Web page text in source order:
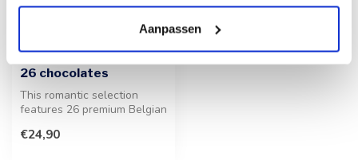
Aanpassen
LEONIDAS
26 chocolates
This romantic selection
features 26 premium Belgian
...
€24,90